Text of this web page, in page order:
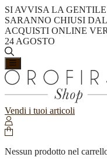
SI AVVISA LA
SARANNO CHIUSI
ACQUISTI ONLINE
24 AGOSTO
Vendi i tuoi articoli
Nessun prodotto nel